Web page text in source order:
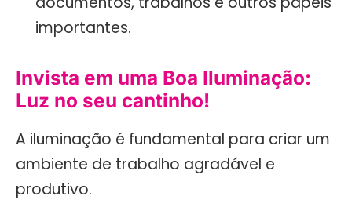
importantes.
Invista em uma Boa Iluminação:
Luz no seu cantinho!
A iluminação é fundamental para criar um
ambiente de trabalho agradável e
produtivo.